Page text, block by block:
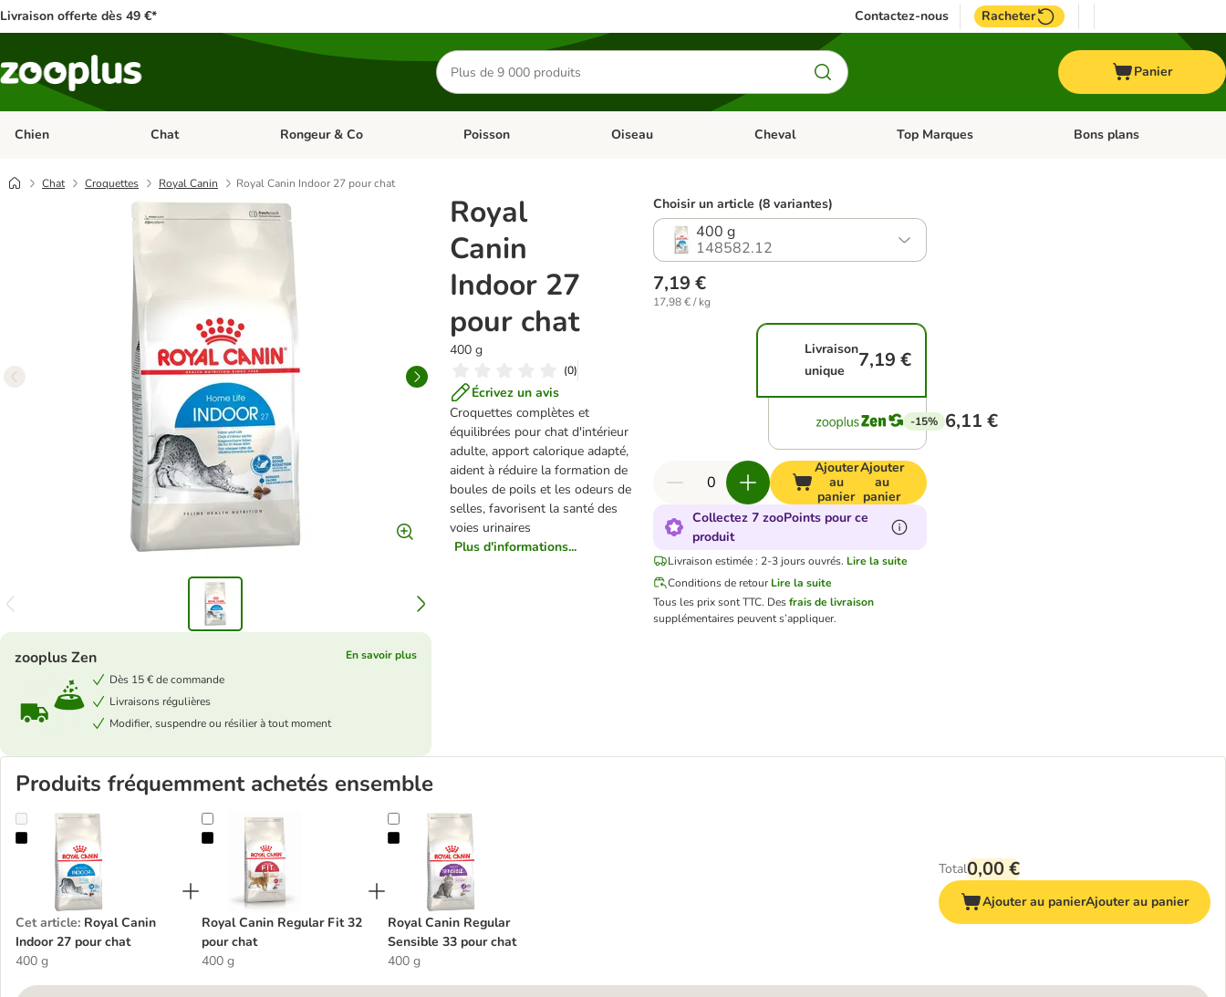
Livraison offerte dès 49 €* Contactez-nous Racheter
Rechercher
des
produits
Panier
Chien Dérouler les catégories: Chien
Chat Dérouler les catégories: Chat
Rongeur & Co Dérouler les catégories: Rongeur & Co
Poisson Dérouler les catégories: Poisson
Oiseau Dérouler les catégories: Oiseau
Cheval Dérouler les catégories: Cheval
Top Marques Dérouler les catégories: Top
Bons plans
Chat Croquettes Royal Canin Royal Canin Indoor 27 pour chat
Royal
Canin
Indoor 27
pour chat
400 g
(0)
Écrivez un avis
Croquettes complètes et
équilibrées pour chat d'intérieur
adulte, apport calorique adapté,
aident à réduire la formation de
boules de poils et les odeurs de
selles, favorisent la santé des
voies urinaires
Plus d'informations...
zooplus Zen
En savoir plus
Dès 15 € de commande
Livraisons régulières
Modifier, suspendre ou résilier à tout moment
Choisir un article (8 variantes)
400 g
148582.12
7,19 €
17,98 € / kg
Livraison
unique
7,19 €
-15% 6,11 €
Ajouter
au
panier
Ajouter
au
panier
Collectez 7 zooPoints pour ce
produit
Livraison estimée : 2-3 jours ouvrés. Lire la suite
Conditions de retour Lire la suite
Tous les prix sont TTC. Desfrais de livraison
supplémentaires peuvent s’appliquer.
Produits fréquemment achetés ensemble
Royal Canin Indoor 27 pour chat
Cet article: Royal Canin
Indoor 27 pour chat
400 g
Royal Canin Regular Fit 32 pour chat
Royal Canin Regular Fit 32
pour chat
400 g
Royal Canin Regular Sensible 33 pour chat
Royal Canin Regular
Sensible 33 pour chat
400 g
Total0,00 €
Ajouter au panierAjouter au panier